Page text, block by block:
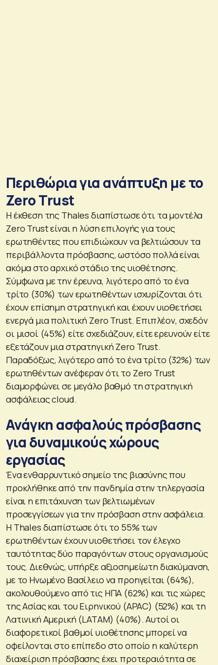
Περιθώρια για ανάπτυξη με το
Zero Trust
Η έκθεση της Thales διαπίστωσε ότι τα μοντέλα
Zero Trust είναι η λύση επιλογής για τους
ερωτηθέντες που επιδιώκουν να βελτιώσουν τα
περιβάλλοντα πρόσβασης, ωστόσο πολλά είναι
ακόμα στο αρχικό στάδιο της υιοθέτησης.
Σύμφωνα με την έρευνα, λιγότερο από το ένα
τρίτο (30%) των ερωτηθέντων ισχυρίζονται ότι
έχουν επίσημη στρατηγική και έχουν υιοθετήσει
ενεργά μια πολιτική Zero Trust. Επιπλέον, σχεδόν
οι μισοί (45%) είτε σχεδιάζουν, είτε ερευνούν είτε
εξετάζουν μια στρατηγική Zero Trust.
Παραδόξως, λιγότερο από το ένα τρίτο (32%) των
ερωτηθέντων ανέφεραν ότι το Zero Trust
διαμορφώνει σε μεγάλο βαθμό τη στρατηγική
ασφάλειας cloud.
Ανάγκη ασφαλούς πρόσβασης
για δυναμικούς χώρους
εργασίας
Ένα ενθαρρυντικό σημείο της βιασύνης που
προκλήθηκε από την πανδημία στην τηλεργασία
είναι η επιτάχυνση των βελτιωμένων
προσεγγίσεων για την πρόσβαση στην ασφάλεια.
Η Thales διαπίστωσε ότι το 55% των
ερωτηθέντων έχουν υιοθετήσει τον έλεγχο
ταυτότητας δύο παραγόντων στους οργανισμούς
τους. Διεθνώς, υπήρξε αξιοσημείωτη διακύμανση,
με το Ηνωμένο Βασίλειο να προηγείται (64%),
ακολουθούμενο από τις ΗΠΑ (62%) και τις χώρες
της Ασίας και του Ειρηνικού (APAC) (52%) και τη
Λατινική Αμερική (LATAM) (40%). Αυτοί οι
διαφορετικοί βαθμοί υιοθέτησης μπορεί να
οφείλονται στο επίπεδο στο οποίο η καλύτερη
διαχείριση πρόσβασης έχει προτεραιότητα σε